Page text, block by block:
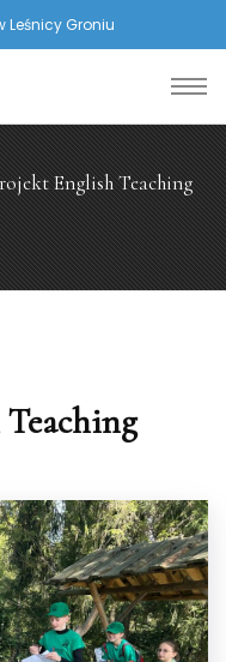
Leśnicy Groniu
English Teaching